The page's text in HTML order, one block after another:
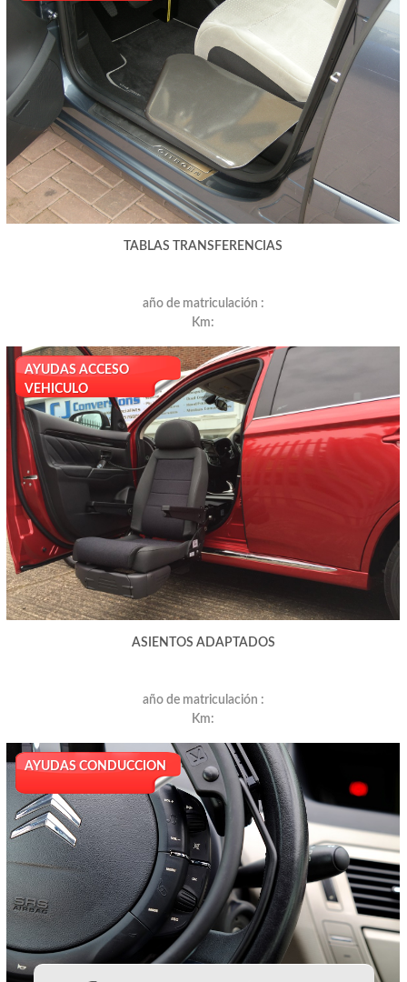
TABLAS TRANSFERENCIAS
año de matriculación :
Km:
AYUDAS ACCESO
VEHICULO
ASIENTOS ADAPTADOS
año de matriculación :
Km:
AYUDAS CONDUCCION